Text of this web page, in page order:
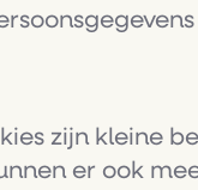
zijn kleine
er ook